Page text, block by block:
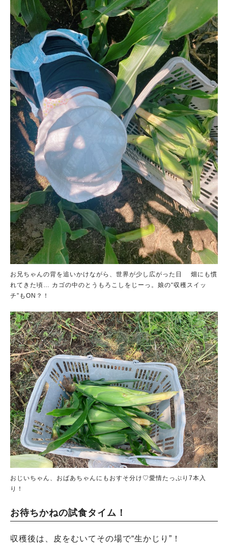
お兄ちゃんの背を追いかけながら、世界が少し広がった日 畑にも慣
れてきた頃… カゴの中のとうもろこしをじーっ。娘の“収穫スイッ
チ”もON？！
おじいちゃん、おばあちゃんにもおすそ分け♡愛情たっぷり7本入
り！
お待ちかねの試食タイム！
収穫後は、皮をむいてその場で“生かじり”！
人気のキーワード
#ラーメン
#教えたい/こんなの見つけた